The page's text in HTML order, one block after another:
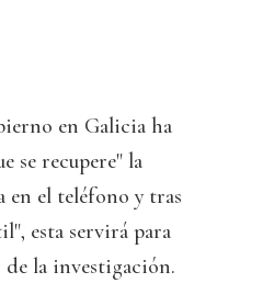
en Galicia ha
se recupere" la
en el teléfono y tras
esta servirá para
la investigación.